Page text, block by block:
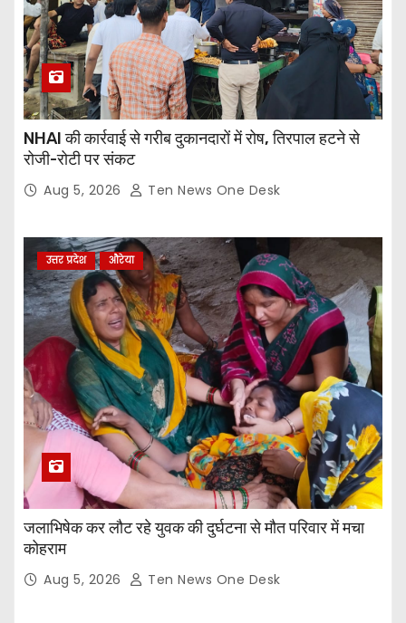
NHAI की कार्रवाई से गरीब दुकानदारों में रोष, तिरपाल हटने से
रोजी-रोटी पर संकट
Aug 5, 2026 Ten News One Desk
उत्तर प्रदेश औरेया
जलाभिषेक कर लौट रहे युवक की दुर्घटना से मौत परिवार में मचा
कोहराम
Aug 5, 2026 Ten News One Desk